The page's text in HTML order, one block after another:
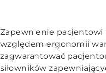
Zapewnienie
względem ergonomii
zagwarantować
siłowników